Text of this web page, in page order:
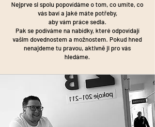
Nejprve si spolu popovídáme o tom, co umíte, co
vás baví a jaké máte potřeby,
aby vám práce sedla.
Pak se podíváme na nabídky, které odpovídají
vašim dovednostem a možnostem. Pokud hned
nenajdeme tu pravou, aktivně ji pro vás
hledáme.